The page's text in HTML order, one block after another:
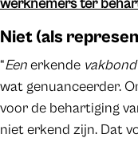
werknemers ter
Niet (als
“Eenerkende
wat genuanceerder.
voor de behartiging
niet erkend zijn. Dat